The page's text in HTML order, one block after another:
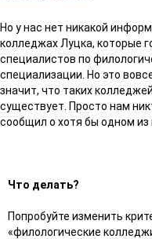
Но у нас нет никакой
колледжах Луцка, которые
специалистов по
специализации. Но это
значит, что таких
существует. Просто нам
сообщил о хотя бы одном из
Что делать?
Попробуйте изменить
«филологические